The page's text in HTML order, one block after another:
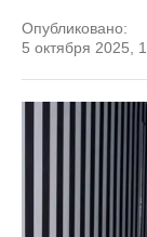
Опубликовано:
5 октября 2025,